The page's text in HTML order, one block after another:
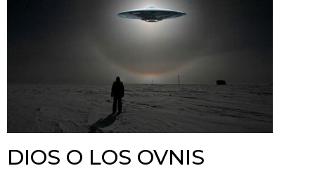
DIOS O LOS OVNIS